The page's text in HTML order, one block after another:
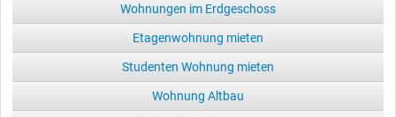
Wohnungen im Erdgeschoss
Etagenwohnung mieten
Studenten Wohnung mieten
Wohnung Altbau